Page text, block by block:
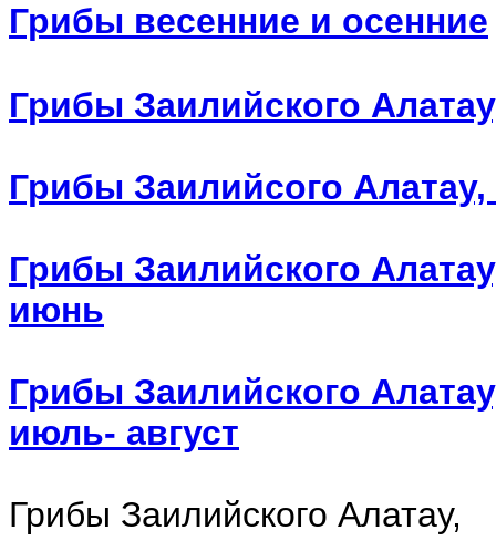
Грибы весенние и осенние
Грибы Заилийского
Грибы Заилийсого
Грибы Заилийского
июнь
Грибы Заилийского
июль- август
Грибы Заилийского Алатау,